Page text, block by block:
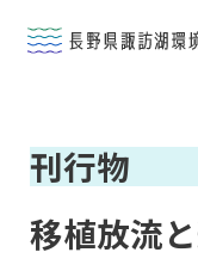

研究活動

データベース
刊行物
移植放流